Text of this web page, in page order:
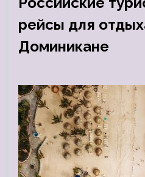
рейсы для
Доминикане